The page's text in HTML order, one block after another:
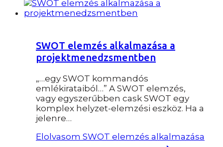
SWOT elemzés alkalmazása a
projektmenedzsmentben
„…egy SWOT kommandós
emlékirataiból…” A SWOT elemzés,
vagy egyszerűbben cask SWOT egy
komplex helyzet-elemzési eszköz. Ha a
jelenre…
Elolvasom SWOT elemzés alkalmazása